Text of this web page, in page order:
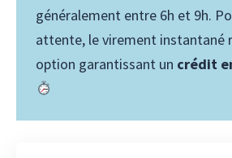
généralement entre 6h et 9h.
attente, le virement instantané
option garantissant un crédit